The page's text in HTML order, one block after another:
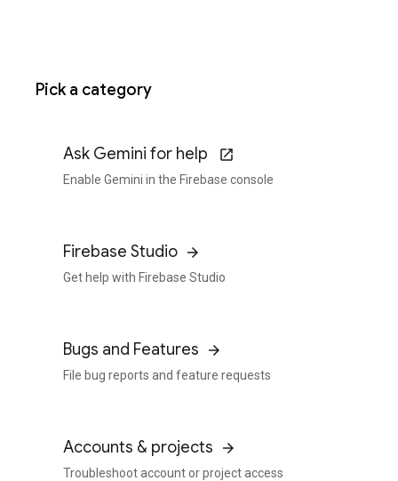
Pick a category
Ask Gemini for help
Enable Gemini in the Firebase console
Firebase Studio
Get help with Firebase Studio
Bugs and Features
File bug reports and feature requests
Accounts & projects
Troubleshoot account or project access